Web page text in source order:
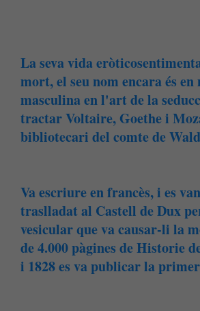
La seva vida
mort, el seu nom encara és
masculina en l'art de la
tractar Voltaire, Goethe i
bibliotecari del comte de
Va escriure en francès, i es
traslladat al Castell de Dux
vesicular que va causar-li la
de 4.000 pàgines de Historie
i 1828 es va publicar la